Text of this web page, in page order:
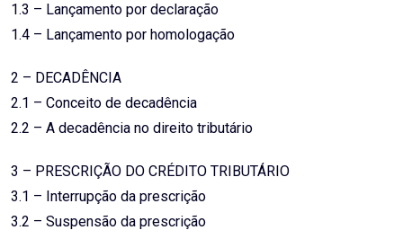
1.3 – Lançamento por declaração
1.4 – Lançamento por homologação
2 – DECADÊNCIA
2.1 – Conceito de decadência
2.2 – A decadência no direito tributário
3 – PRESCRIÇÃO DO CRÉDITO TRIBUTÁRIO
3.1 – Interrupção da prescrição
3.2 – Suspensão da prescrição